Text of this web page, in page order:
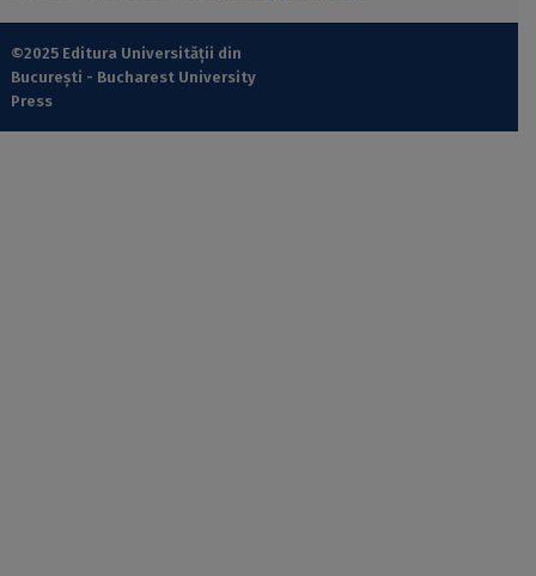
©2025 Editura Universității din
București - Bucharest University
Press